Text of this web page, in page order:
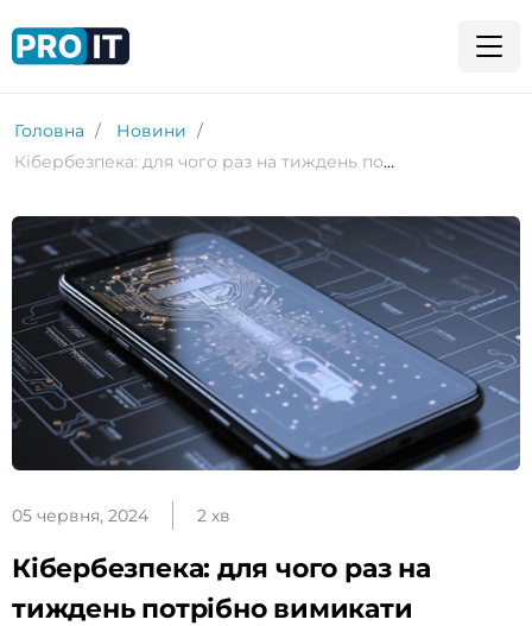
Головна
Новини
Кібербезпека: для чого раз на тиждень потрібно вимикати телефон?
05 червня, 2024 2 хв
Кібербезпека: для чого раз на
тиждень потрібно вимикати